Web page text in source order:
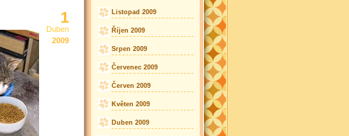
1
Duben
2009
Listopad 2009
Říjen 2009
Srpen 2009
Červenec 2009
Červen 2009
Květen 2009
Duben 2009